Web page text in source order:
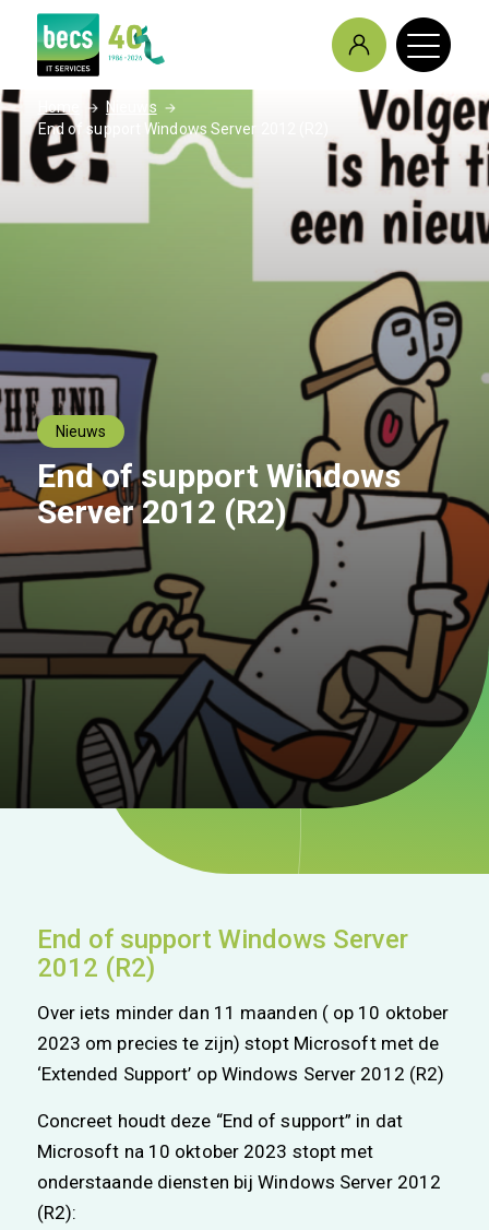
Home / Nieuws /
End of support Windows Server 2012 (R2)
Nieuws
End of support Windows
Server 2012 (R2)
End of support Windows Server
2012 (R2)
Over iets minder dan 11 maanden ( op 10 oktober
2023 om precies te zijn) stopt Microsoft met de
‘Extended Support’ op Windows Server 2012 (R2)
Concreet houdt deze “End of support” in dat
Microsoft na 10 oktober 2023 stopt met
onderstaande diensten bij Windows Server 2012
(R2):